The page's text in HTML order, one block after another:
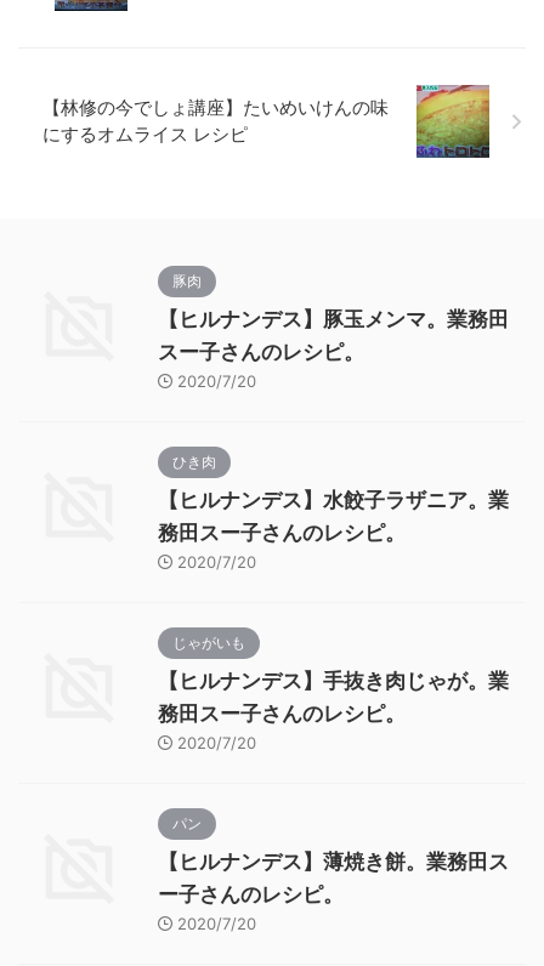
【林修の今でしょ講座】たいめいけんの味
にするオムライス レシピ
豚肉
【ヒルナンデス】豚玉メンマ。業務田
スー子さんのレシピ。
2020/7/20
ひき肉
【ヒルナンデス】水餃子ラザニア。業
務田スー子さんのレシピ。
2020/7/20
じゃがいも
【ヒルナンデス】手抜き肉じゃが。業
務田スー子さんのレシピ。
2020/7/20
パン
【ヒルナンデス】薄焼き餅。業務田ス
ー子さんのレシピ。
2020/7/20